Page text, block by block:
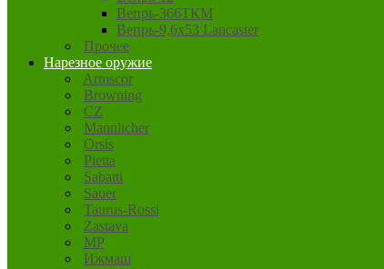
Вепрь-366ТКМ
Вепрь-9,6х53 Lancaster
Прочее
Нарезное оружие
Armscor
Browning
CZ
Mannlicher
Orsis
Pietta
Sabatti
Sauer
Taurus-Rossi
Zastava
MP
Ижмаш